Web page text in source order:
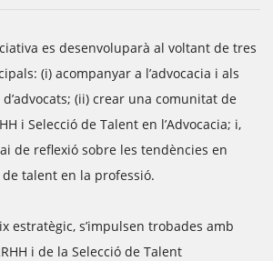
es desenvoluparà al voltant de tres
(i) acompanyar a l’advocacia i als
(ii) crear una comunitat de
i Selecció de Talent en l’Advocacia; i,
de reflexió sobre les tendències en
talent en la professió.
estratègic, s’impulsen trobades amb
i de la Selecció de Talent